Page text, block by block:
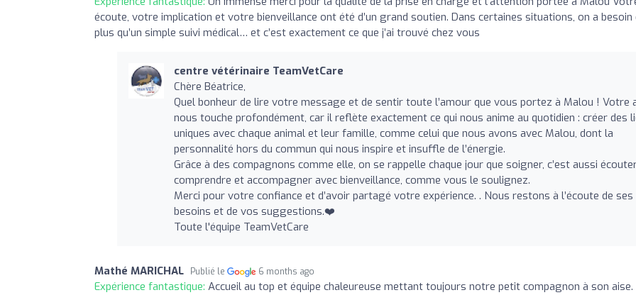
écoute, votre implication et votre bienveillance ont été d’un grand soutien. Dans certaines situations, on a besoin
plus qu’un simple suivi médical… et c’est exactement ce que j’ai trouvé chez vous
centre vétérinaire TeamVetCare
Chère Béatrice,
Quel bonheur de lire votre message et de sentir toute l’amour que vous portez à Malou ! Votre
nous touche profondément, car il reflète exactement ce qui nous anime au quotidien : créer des
uniques avec chaque animal et leur famille, comme celui que nous avons avec Malou, dont la
personnalité hors du commun qui nous inspire et insuffle de l’énergie.
Grâce à des compagnons comme elle, on se rappelle chaque jour que soigner, c’est aussi
comprendre et accompagner avec bienveillance, comme vous le soulignez.
Merci pour votre confiance et d’avoir partagé votre expérience. . Nous restons à l’écoute de ses
besoins et de vos suggestions.❤️
Toute l'équipe TeamVetCare
Mathé MARICHAL Publié le 6 months ago
Expérience fantastique: Accueil au top et équipe chaleureuse mettant toujours notre petit compagnon à son aise.